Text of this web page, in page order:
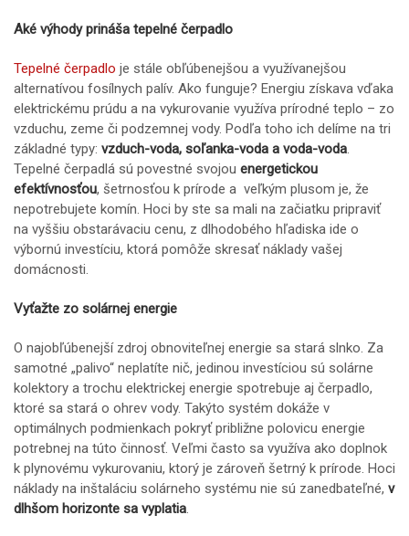
Aké výhody prináša tepelné čerpadlo
Tepelné čerpadlo je stále obľúbenejšou a využívanejšou
alternatívou fosílnych palív. Ako funguje? Energiu získava vďaka
elektrickému prúdu a na vykurovanie využíva prírodné teplo – zo
vzduchu, zeme či podzemnej vody. Podľa toho ich delíme na tri
základné typy: vzduch-voda, soľanka-voda a voda-voda.
Tepelné čerpadlá sú povestné svojou energetickou
efektívnosťou, šetrnosťou k prírode a veľkým plusom je, že
nepotrebujete komín. Hoci by ste sa mali na začiatku pripraviť
na vyššiu obstarávaciu cenu, z dlhodobého hľadiska ide o
výbornú investíciu, ktorá pomôže skresať náklady vašej
domácnosti.
Vyťažte zo solárnej energie
O najobľúbenejší zdroj obnoviteľnej energie sa stará slnko. Za
samotné „palivo“ neplatíte nič, jedinou investíciou sú solárne
kolektory a trochu elektrickej energie spotrebuje aj čerpadlo,
ktoré sa stará o ohrev vody. Takýto systém dokáže v
optimálnych podmienkach pokryť približne polovicu energie
potrebnej na túto činnosť. Veľmi často sa využíva ako doplnok
k plynovému vykurovaniu, ktorý je zároveň šetrný k prírode. Hoci
náklady na inštaláciu solárneho systému nie sú zanedbateľné, v
dlhšom horizonte sa vyplatia.